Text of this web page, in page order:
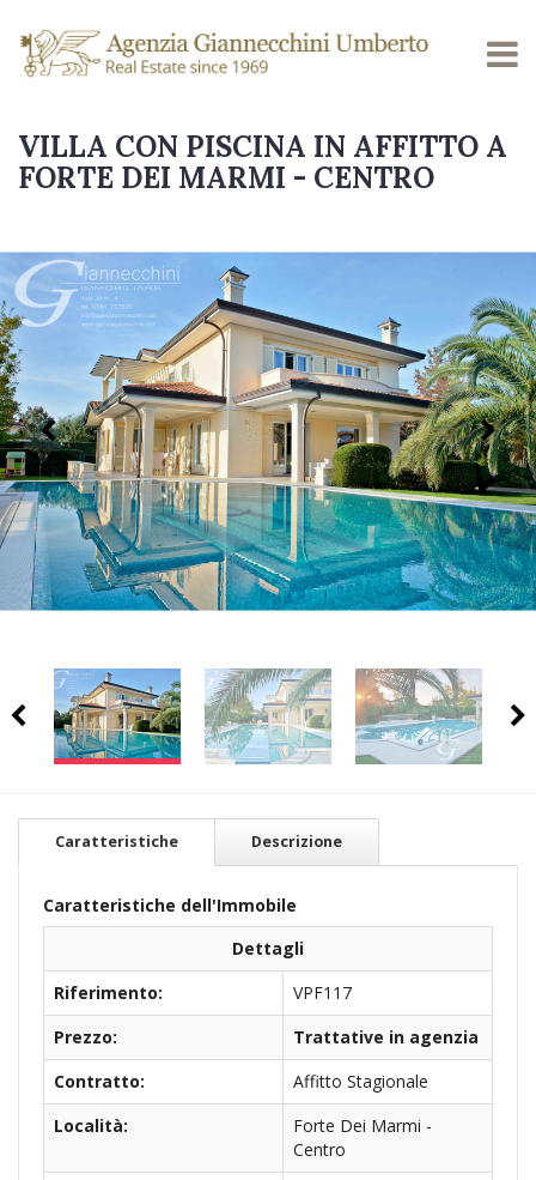
VILLA CON PISCINA IN AFFITTO A
FORTE DEI MARMI - CENTRO
Caratteristiche Descrizione
Caratteristiche dell'Immobile
Dettagli
Riferimento:
VPF117
Prezzo:
Trattative in agenzia
Contratto:
Affitto Stagionale
Località:
Forte Dei Marmi -
Centro